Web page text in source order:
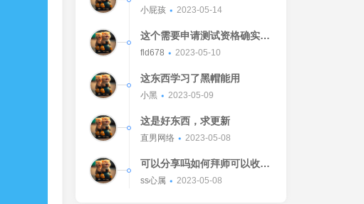
小屁孩 2023-05-14
这个需要申请测试资格确实不
错的东西
fld678 2023-05-10
这东西学习了黑帽能用
小黑 2023-05-09
这是好东西，求更新
直男网络 2023-05-08
可以分享吗如何拜师可以收我
吗[Watermelon]
ss心属 2023-05-08